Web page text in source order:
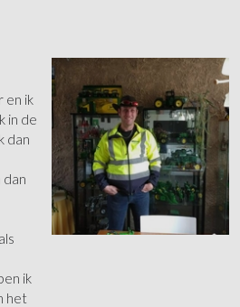
en ik
in de
dan
dan
ik
het